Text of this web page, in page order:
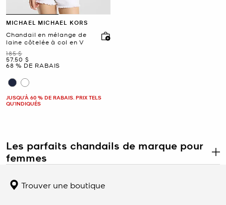
MICHAEL MICHAEL KORS
Chandail en mélange de
laine côtelée à col en V
était
185 $
maintenant
57.50 $
68 % DE RABAIS
JUSQU’À 60 % DE RABAIS. PRIX TELS
QU'INDIQUÉS
Les parfaits chandails de marque pour
femmes
essentiels dans toute garde-robe. Ils sont incroyablement
polyvalents : changez quelques articles et le tour est joué! Pour les
Trouver une boutique